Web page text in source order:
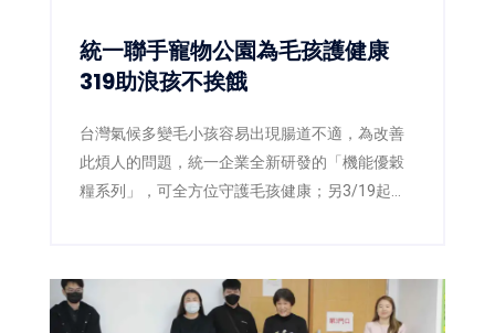
統一聯手寵物公園為毛孩護健康
319助浪孩不挨餓
台灣氣候多變毛小孩容易出現腸道不適，為改善
此煩人的問題，統一企業全新研發的「機能優穀
糧系列」，可全方位守護毛孩健康；另3/19起救